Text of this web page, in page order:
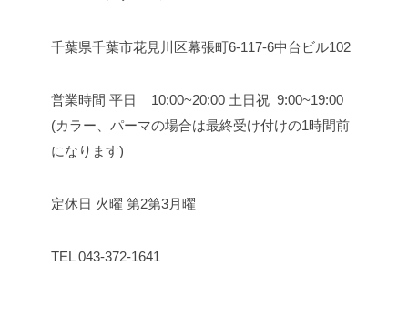
千葉県千葉市花見川区幕張町6-117-6中台ビル102
営業時間 平日 10:00~20:00 土日祝 9:00~19:00
(カラー、パーマの場合は最終受け付けの1時間前
になります)
定休日 火曜 第2第3月曜
TEL 043-372-1641